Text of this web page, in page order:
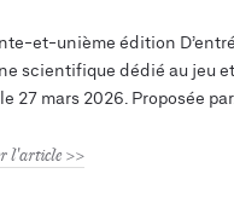
et-unième édition
scientifique dédié au jeu et
27 mars 2026. Proposée par
l'article